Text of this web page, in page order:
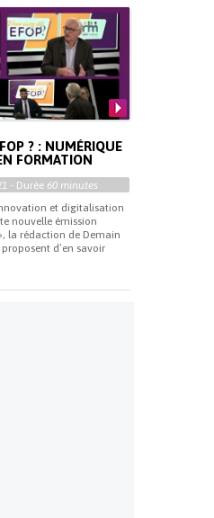
? : NUMÉRIQUE
FORMATION
- Durée 60 minutes
et digitalisation
nouvelle émission
la rédaction de Demain
d’en savoir